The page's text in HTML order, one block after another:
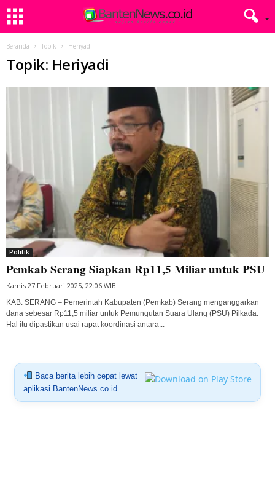
Beranda Topik Heriyadi
Topik: Heriyadi
Politik
Pemkab Serang Siapkan Rp11,5 Miliar untuk PSU
Kamis 27 Februari 2025, 22:06 WIB
KAB. SERANG – Pemerintah Kabupaten (Pemkab) Serang menganggarkan
dana sebesar Rp11,5 miliar untuk Pemungutan Suara Ulang (PSU) Pilkada.
Hal itu dipastikan usai rapat koordinasi antara...
Baca berita lebih cepat lewat
aplikasi BantenNews.co.id